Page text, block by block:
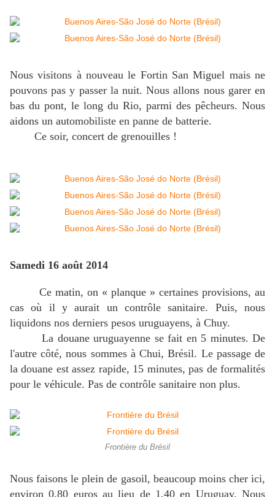
Nous visitons à nouveau le Fortin San Miguel mais ne
pouvons pas y passer la nuit. Nous allons nous garer en
bas du pont, le long du Rio, parmi des pêcheurs. Nous
aidons un automobiliste en panne de batterie.
Ce soir, concert de grenouilles !
Samedi 16 août 2014
Ce matin, on « planque » certaines provisions, au
cas où il y aurait un contrôle sanitaire. Puis, nous
liquidons nos derniers pesos uruguayens, à Chuy.
La douane uruguayenne se fait en 5 minutes. De
l'autre côté, nous sommes à Chui, Brésil. Le passage de
la douane est assez rapide, 15 minutes, pas de formalités
pour le véhicule. Pas de contrôle sanitaire non plus.
Frontière du Brésil
Nous faisons le plein de gasoil, beaucoup moins cher ici,
environ 0,80 euros au lieu de 1,40 en Uruguay. Nous